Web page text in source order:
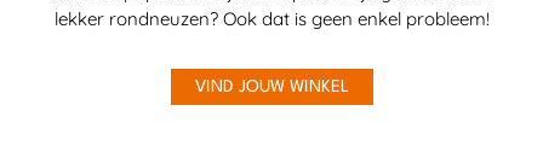
lekker rondneuzen? Ook dat is geen enkel probleem!
VIND JOUW WINKEL